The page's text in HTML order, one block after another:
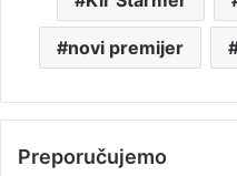
novi premijer
Preporučujemo